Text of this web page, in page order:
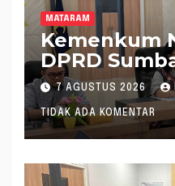
MATARAM
Kemenkum
DPRD
Mantapkan
Inisiatif
7 AGUSTUS 2026
TIDAK ADA KOMENTAR